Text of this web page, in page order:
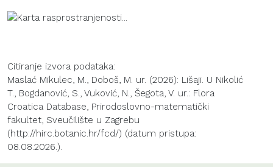
Citiranje izvora podataka:
Maslać Mikulec, M., Doboš, M. ur. (2026): Lišaji. U Nikolić
T., Bogdanović, S., Vuković, N., Šegota, V. ur.: Flora
Croatica Database, Prirodoslovno-matematički
fakultet, Sveučilište u Zagrebu
(http://hirc.botanic.hr/fcd/) (datum pristupa:
08.08.2026.).